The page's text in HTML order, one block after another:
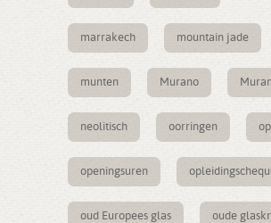
marrakech mountain jade
munten Murano
neolitisch oorringen
openingsuren
oud Europees glas oude